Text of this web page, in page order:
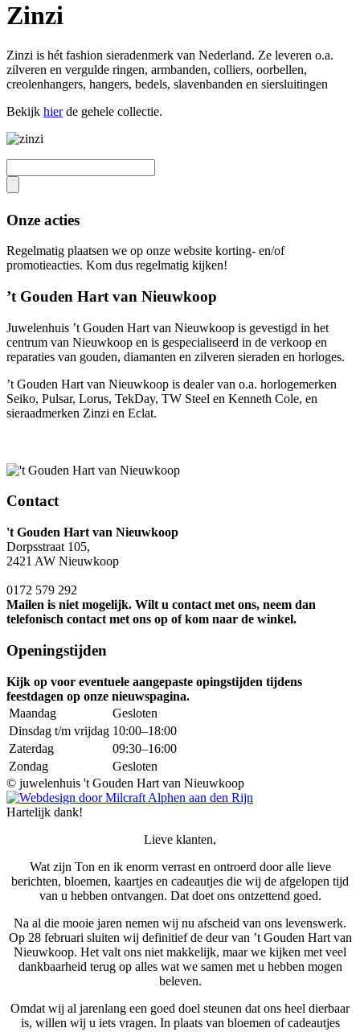
Zinzi
Zinzi is hét fashion sieradenmerk van Nederland. Ze leveren o.a.
zilveren en vergulde ringen, armbanden, colliers, oorbellen,
creolenhangers, hangers, bedels, slavenbanden en siersluitingen
Bekijk hierde gehele collectie.
Onze acties
Regelmatig plaatsen we op onze website korting- en/of
promotieacties. Kom dus regelmatig kijken!
’t Gouden Hart van Nieuwkoop
Juwelenhuis ’t Gouden Hart van Nieuwkoop is gevestigd in het
centrum van Nieuwkoop en is gespecialiseerd in de verkoop en
reparaties van gouden, diamanten en zilveren sieraden en horloges.
’t Gouden Hart van Nieuwkoop is dealer van o.a. horlogemerken
Seiko, Pulsar, Lorus, TekDay, TW Steel en Kenneth Cole, en
sieraadmerken Zinzi en Eclat.
Contact
't Gouden Hart van Nieuwkoop
Dorpsstraat 105,
2421 AW Nieuwkoop
0172 579 292
Mailen is niet mogelijk. Wilt u contact met ons, neem dan
telefonisch contact met ons op of kom naar de winkel.
Openingstijden
Kijk op voor eventuele aangepaste opingstijden tijdens
feestdagen op onze nieuwspagina.
Maandag
Gesloten
Dinsdag t/m vrijdag 10:00–18:00
Zaterdag
09:30–16:00
Zondag
Gesloten
© juwelenhuis 't Gouden Hart van Nieuwkoop
Hartelijk dank!
Lieve klanten,
Wat zijn Ton en ik enorm verrast en ontroerd door alle lieve
berichten, bloemen, kaartjes en cadeautjes die wij de afgelopen tijd
van u hebben ontvangen. Dat doet ons ontzettend goed.
Na al die mooie jaren nemen wij nu afscheid van ons levenswerk.
Op 28 februari sluiten wij definitief de deur van ’t Gouden Hart van
Nieuwkoop. Het valt ons niet makkelijk, maar we kijken met veel
dankbaarheid terug op alles wat we samen met u hebben mogen
beleven.
Omdat wij al jarenlang een goed doel steunen dat ons heel dierbaar
is, willen wij u iets vragen. In plaats van bloemen of cadeautjes